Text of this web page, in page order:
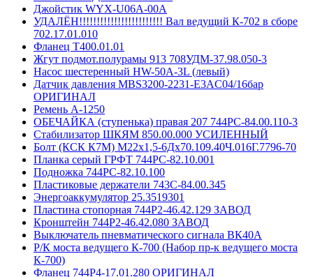
Джойстик WYX-U06A-00A
УДАЛЁН!!!!!!!!!!!!!!!!!!!!!!!! Вал ведущий К-702 в сборе
702.17.01.010
Фланец Т400.01.01
Жгут подмот.полурамы 913 708УДМ-37.98.050-3
Насос шестеренный HW-50A-3L (левый)
Датчик давления MBS3200-2231-E3AC04/16бар
ОРИГИНАЛ
Ремень A-1250
ОБЕЧАЙКА (ступенька) правая 207 744РС-84.00.110-3
Стабилизатор ШКЯМ 850.00.000 УСИЛЕННЫЙ
Болт (КСК К7М) М22х1,5-6Дх70.109.40Ч.016Г.7796-70
Планка серый ГРФТ 744РС-82.10.001
Подножка 744РС-82.10.100
Пластиковые держатели 743С-84.00.345
Энергоаккумулятор 25.3519301
Пластина стопорная 744Р2-46.42.129 ЗАВОД
Кронштейн 744Р2-46.42.080 ЗАВОД
Выключатель пневматического сигнала ВК40А
Р/К моста ведущего К-700 (Набор пр-к ведущего моста
К-700)
Фланец 744Р4-17.01.280 ОРИГИНАЛ